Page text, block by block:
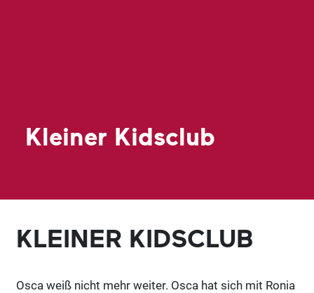
Kleiner Kidsclub
KLEINER KIDSCLUB
Osca weiß nicht mehr weiter. Osca hat sich mit Ronia